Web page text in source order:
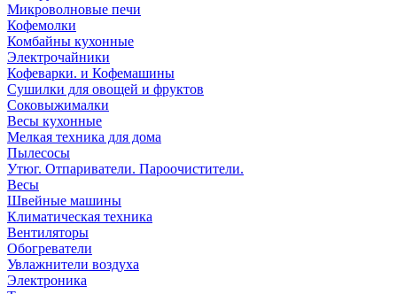
Микроволновые печи
Кофемолки
Комбайны кухонные
Электрочайники
Кофеварки. и Кофемашины
Сушилки для овощей и фруктов
Соковыжималки
Весы кухонные
Мелкая техника для дома
Пылесосы
Утюг. Отпариватели. Пароочистители.
Весы
Швейные машины
Климатическая техника
Вентиляторы
Обогреватели
Увлажнители воздуха
Электроника